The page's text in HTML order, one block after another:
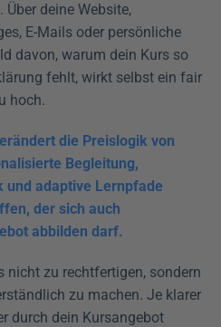
deine Website,
E-Mails oder persönliche
davon, warum dein Kurs so
fehlt, wirkt selbst ein fair
hoch.
die Preislogik von
Begleitung,
und adaptive Lernpfade
der sich auch
abbilden darf.
nicht zu rechtfertigen, sondern
zu machen. Je klarer
durch dein Kursangebot